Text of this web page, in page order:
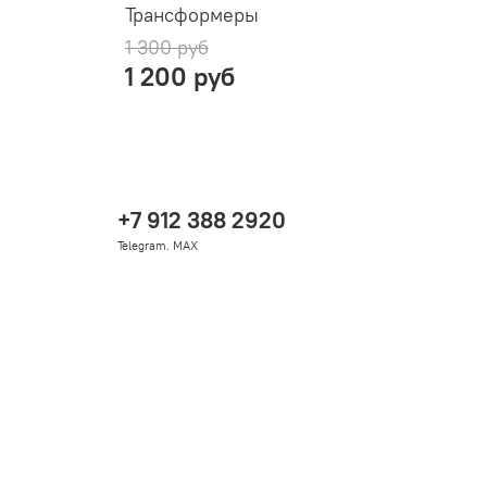
Трансформеры
1 300 руб
1 200 руб
+7 912 388 2920
Telegram. MAX